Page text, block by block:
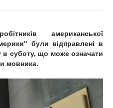
американської
були відправлені в
в суботу, що може означати
мовника.